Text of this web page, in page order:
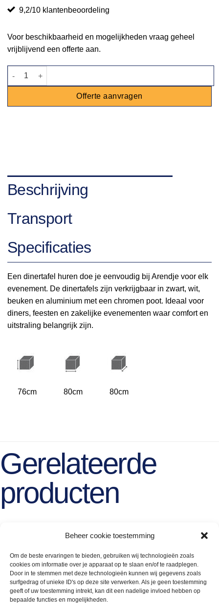
Beheer cookie toestemming
Om de beste ervaringen te bieden, gebruiken wij technologieën zoals
cookies om informatie over je apparaat op te slaan en/of te raadplegen.
Door in te stemmen met deze technologieën kunnen wij gegevens zoals
surfgedrag of unieke ID's op deze site verwerken. Als je geen toestemming
geeft of uw toestemming intrekt, kan dit een nadelige invloed hebben op
bepaalde functies en mogelijkheden.
9,2/10 klantenbeoordeling
Voor beschikbaarheid en mogelijkheden vraag geheel
vrijblijvend een offerte aan.
Dinertafel beuken Ø 80cm aantal
Offerte aanvragen
Beschrijving
Transport
Specificaties
Een dinertafel huren doe je eenvoudig bij Arendje voor elk
evenement. De dinertafels zijn verkrijgbaar in zwart, wit,
beuken en aluminium met een chromen poot. Ideaal voor
diners, feesten en zakelijke evenementen waar comfort en
uitstraling belangrijk zijn.
76cm 80cm 80cm
Gerelateerde
producten